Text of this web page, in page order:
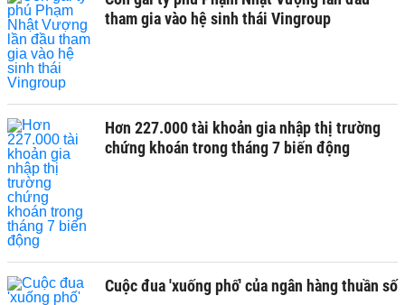
tham gia vào hệ sinh thái Vingroup
Hơn 227.000 tài khoản gia nhập thị trường
chứng khoán trong tháng 7 biến động
Cuộc đua 'xuống phố' của ngân hàng thuần số